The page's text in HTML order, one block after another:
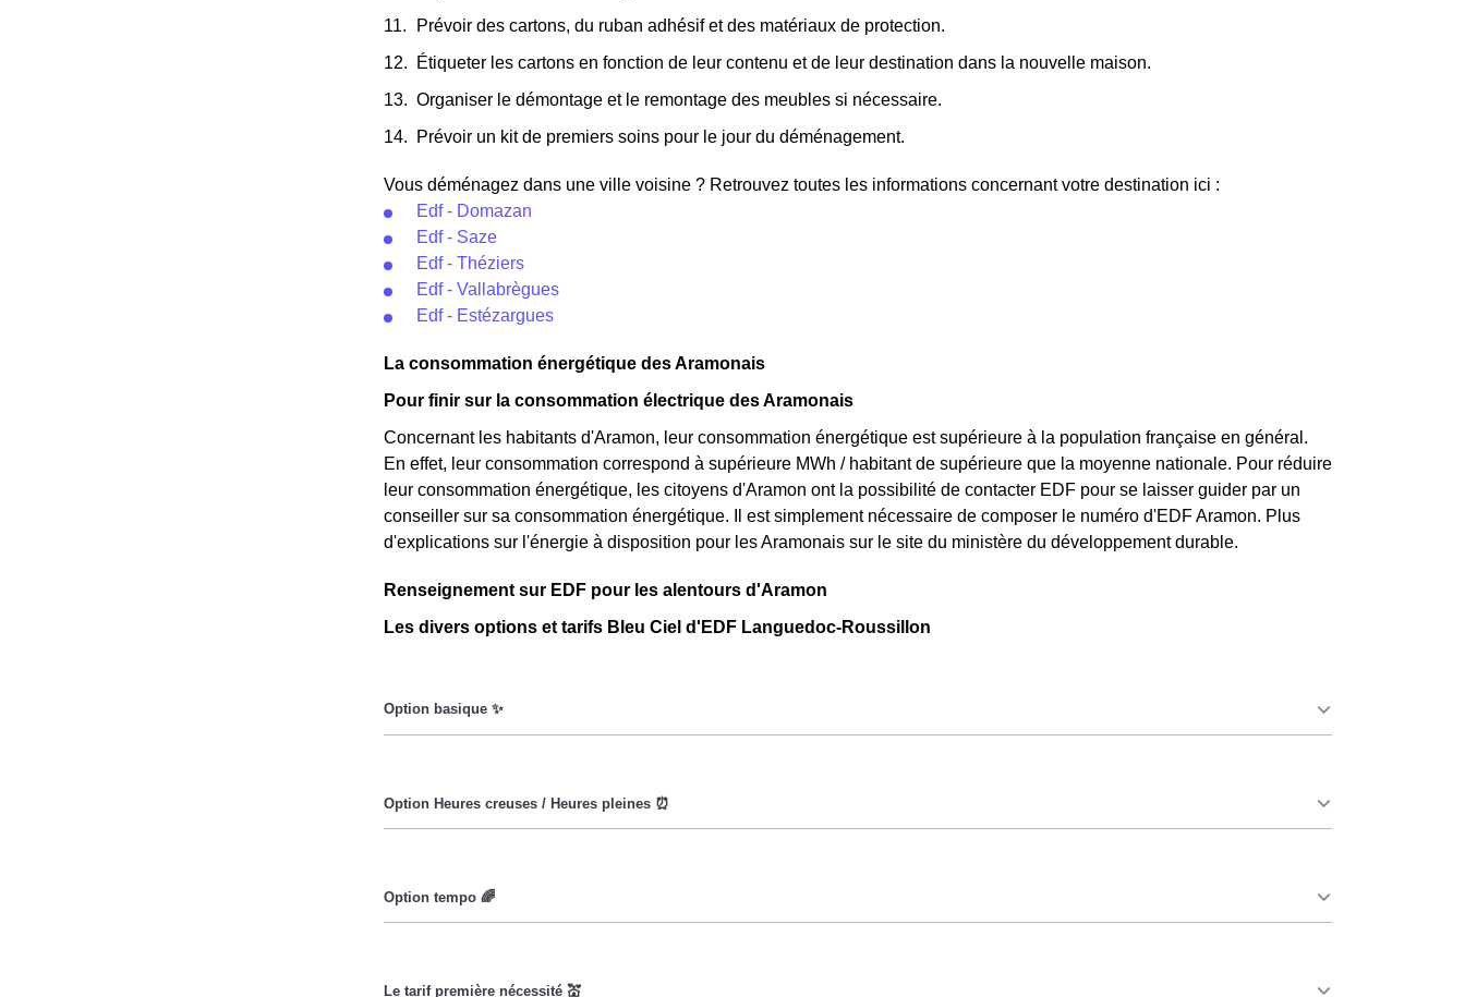
Prévoir des cartons, du ruban adhésif et des matériaux de protection.
Étiqueter les cartons en fonction de leur contenu et de leur destination dans la nouvelle maison.
Organiser le démontage et le remontage des meubles si nécessaire.
Prévoir un kit de premiers soins pour le jour du déménagement.
Vous déménagez dans une ville voisine ? Retrouvez toutes les informations concernant votre destination ici :
Edf - Domazan
Edf - Saze
Edf - Théziers
Edf - Vallabrègues
Edf - Estézargues
La consommation énergétique des Aramonais
Pour finir sur la consommation électrique des Aramonais
Concernant les habitants d'Aramon, leur consommation énergétique est supérieure à la population française en général.
En effet, leur consommation correspond à supérieure MWh / habitant de supérieure que la moyenne nationale. Pour réduire
leur consommation énergétique, les citoyens d'Aramon ont la possibilité de contacter EDF pour se laisser guider par un
conseiller sur sa consommation énergétique. Il est simplement nécessaire de composer le numéro d'EDF Aramon. Plus
d'explications sur l'énergie à disposition pour les Aramonais sur le site du ministère du développement durable.
Renseignement sur EDF pour les alentours d'Aramon
Les divers options et tarifs Bleu Ciel d'EDF Languedoc-Roussillon